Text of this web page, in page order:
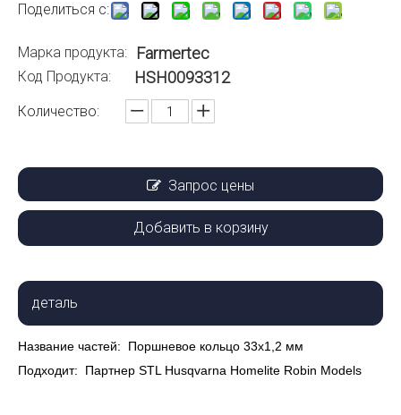
Поделиться с:
Марка продукта: Farmertec
Код Продукта: HSH0093312
Количество:
Запрос цены
Добавить в корзину
деталь
Название частей: Поршневое кольцо 33x1,2 мм
Подходит:
Партнер STL Husqvarna Homelite Robin Models